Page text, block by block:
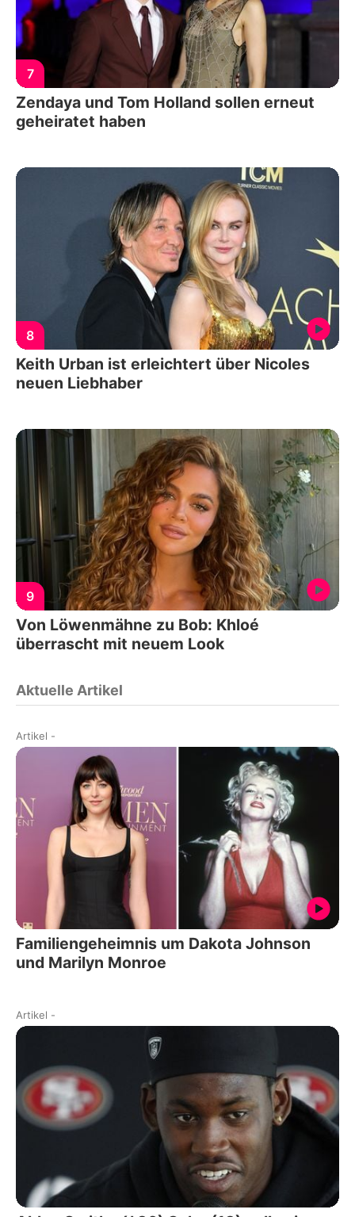
7
Zendaya und Tom Holland sollen erneut
geheiratet haben
8
Keith Urban ist erleichtert über Nicoles
neuen Liebhaber
9
Von Löwenmähne zu Bob: Khloé
überrascht mit neuem Look
Aktuelle Artikel
Artikel -
Familiengeheimnis um Dakota Johnson
und Marilyn Monroe
Artikel -